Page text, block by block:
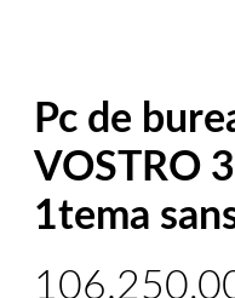
Pc de
VOSTRO
1tema